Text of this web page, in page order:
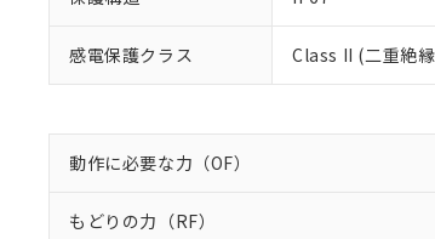
感電保護クラス Class II (二重絶
動作に必要な力（OF）
もどりの力（RF）
※3
下記
EU
51
※本
ま
空
白